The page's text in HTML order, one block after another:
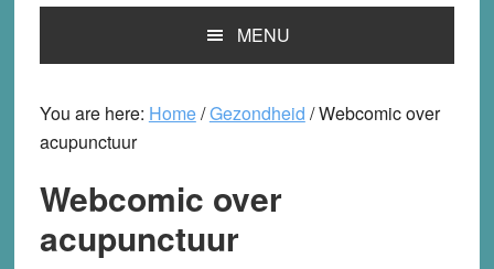
MENU
You are here: Home/Gezondheid /Webcomic over
acupunctuur
Webcomic over
acupunctuur